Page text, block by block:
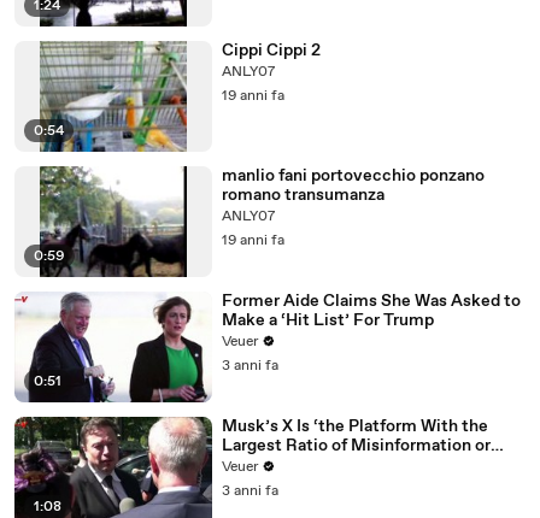
1:24
0:54
Cippi Cippi 2
ANLY07
19 anni fa
0:59
manlio fani portovecchio ponzano
romano transumanza
ANLY07
19 anni fa
0:51
Former Aide Claims She Was Asked to
Make a ‘Hit List’ For Trump
Veuer
3 anni fa
1:08
Musk’s X Is ‘the Platform With the
Largest Ratio of Misinformation or
Disinformation’ Amongst All Social
Media Platforms
Veuer
3 anni fa